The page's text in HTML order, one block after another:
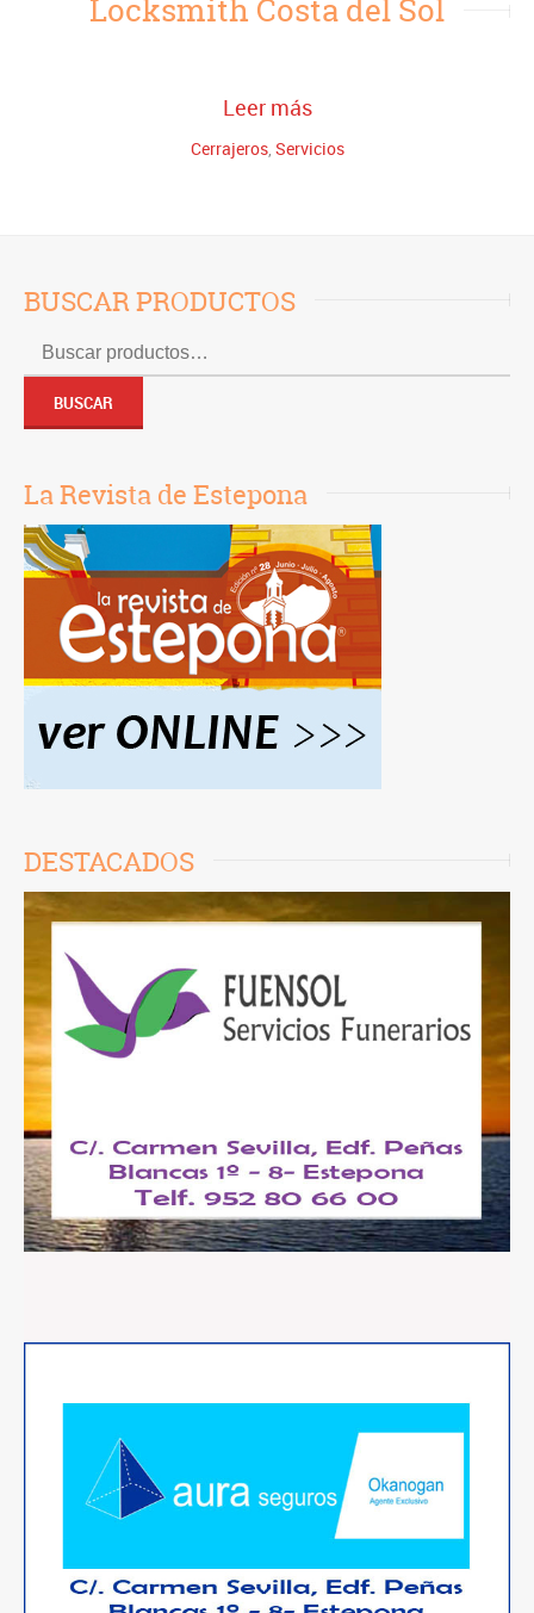
Locksmith Costa del Sol
Leer más
Cerrajeros, Servicios
BUSCAR PRODUCTOS
Buscar
por:
BUSCAR
La Revista de Estepona
DESTACADOS